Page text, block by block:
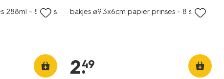
288ml - 8 stuks bakjes ⌀9.3x6cm papier prinses - 8 stuks
2.
49